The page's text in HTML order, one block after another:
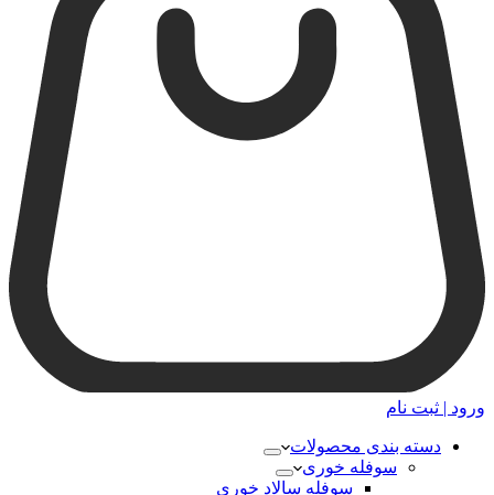
ورود | ثبت نام
دسته بندی محصولات
سوفله خوری
سوفله سالاد خوری